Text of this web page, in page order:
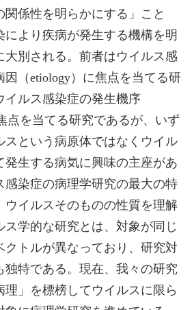
関係性を明らかにする」こと
により疾病が発生する機構を明
大別される。前者はウイルス感
（etiology）に焦点を当てる研
イルス感染症の発生機序
焦点を当てる研究であるが、いず
スという病原体ではなくウイル
発生する病気に興味の主座があ
感染症の病理学研究の最大の特
ウイルスそのものの性質を理解
ス学的な研究とは、対象が同じ
クトルが異なっており、研究対
独特である。現在、我々の研究
」を標榜してウイルスに限ら